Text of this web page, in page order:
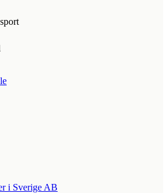
i Sverige AB